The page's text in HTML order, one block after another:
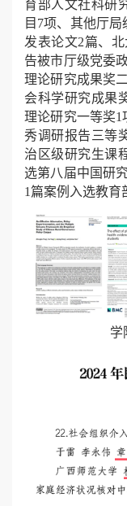
育部人文社科研
目7项、其他厅局
发表论文2篇、
告被市厅级党委
理论研究成果奖
会科学研究成果
理论研究一等奖
秀调研报告三等
治区级研究生课
选第八届中国研
1篇案例入选教育
学